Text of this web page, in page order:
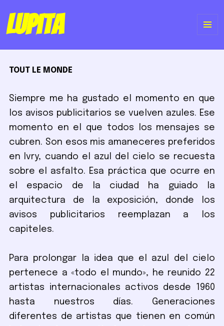
Lupita
TOUT LE MONDE
Siempre me ha gustado el momento en que
los avisos publicitarios se vuelven azules. Ese
momento en el que todos los mensajes se
cubren. Son esos mis amaneceres preferidos
en Ivry, cuando el azul del cielo se recuesta
sobre el asfalto. Esa práctica que ocurre en
el espacio de la ciudad ha guiado la
arquitectura de la exposición, donde los
avisos publicitarios reemplazan a los
capiteles.
Para prolongar la idea que el azul del cielo
pertenece a «todo el mundo», he reunido 22
artistas internacionales activos desde 1960
hasta nuestros días. Generaciones
diferentes de artistas que tienen en común